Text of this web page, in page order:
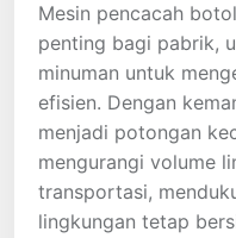
Mesin pencacah
penting bagi pabrik,
minuman untuk
efisien. Dengan
menjadi potongan
mengurangi volume
transportasi,
lingkungan tetap